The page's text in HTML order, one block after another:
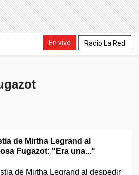
En vivo Radio La Red
de Mirtha Legrand al
Fugazot: "Era una..."